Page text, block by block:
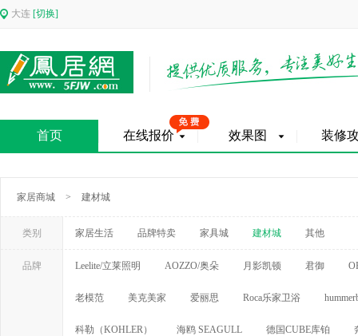
大连 [切换]
首页 在线报价 效果图 装修
家居商城 > 建材城
类别 家居生活 品牌特卖 家具城 建材城 其他
品牌 Leelite/立莱照明 AOZZO/奥朵 月影凯顿 君御
老模范 美克美家 爱丽思 Roca乐家卫浴
科勒（KOHLER） 海鸥 SEAGULL 德国CUBE库铂